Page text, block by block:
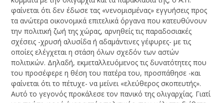
φαίνεται ότι δεν έδωσε τας «νενομισμένας» εγγυήσεις προς
τα ανώτερα οικονομικά επιτελικά όργανα που κατευθύνουν
την πολιτική ζωή της χώρας, αρνηθείς τις παραδοσιακές
σχέσεις -χρυσή αλυσίδα ή αδαμάντινες γέφυρες- με τις
οποίες ελέγχεται η στάση όλων σχεδόν των αστών
πολιτικών. Δηλαδή, εκμεταλλευόμενος τις δυνατότητες που
του προσέφερε η θέση του πατέρα του, προσπάθησε -και
φαίνεται ότι το πέτυχε- να μείνει «ελεύθερος σκοπευτής».
Αυτό το γεγονός προκάλεσε τον πανικό της ολιγαρχίας. Γιατί